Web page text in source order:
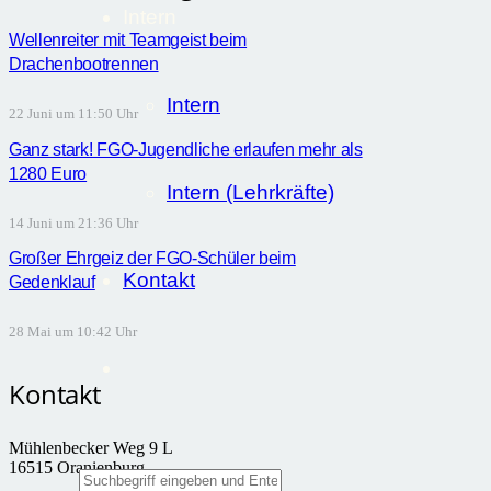
Intern
Intern (Lehrkräfte)
Kontakt
Wellenreiter mit Teamgeist beim
Drachenbootrennen
22 Juni um 11:50 Uhr
Ganz stark! FGO-Jugendliche erlaufen mehr als
1280 Euro
14 Juni um 21:36 Uhr
Großer Ehrgeiz der FGO-Schüler beim
Gedenklauf
28 Mai um 10:42 Uhr
Kontakt
Mühlenbecker Weg 9 L
16515 Oranienburg